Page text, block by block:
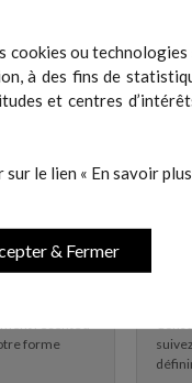
cookies ou
à des fins de
et centres
le lien « En savoir plus
& Fermer
et d'un
la quantité de
de la
forme